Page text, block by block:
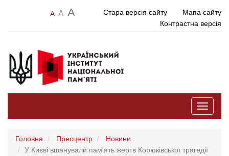
A A A Стара версія сайту
Мапа сайту
Контрастна версія
Toggle
Головна Пресцентр
Новини
У Києві вшанували пам'ять жертв Корюківської трагедії